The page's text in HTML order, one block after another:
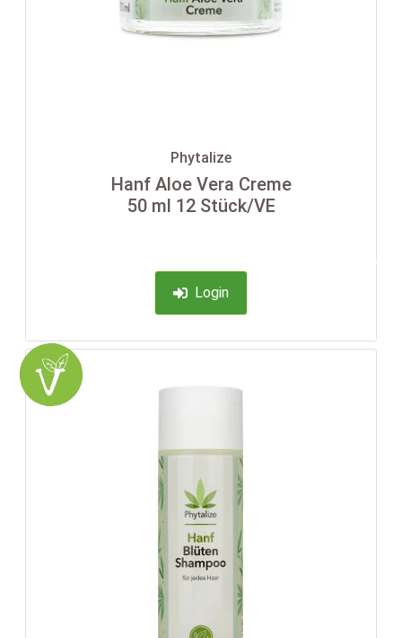
Phytalize
Hanf Aloe Vera Creme
50 ml 12 Stück/VE
Login
-35%